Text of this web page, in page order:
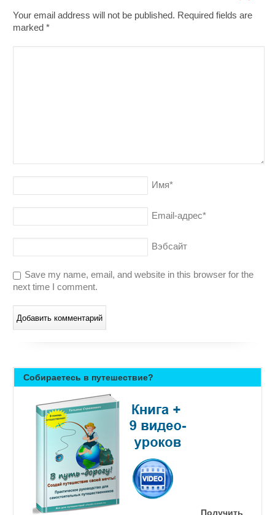
Your email address will not be published. Required fields are
marked*
Имя*
Email-адрес*
Вэбсайт
Save my name, email, and website in this browser for the
next time I comment.
Собираетесь в путешествие?
Получить